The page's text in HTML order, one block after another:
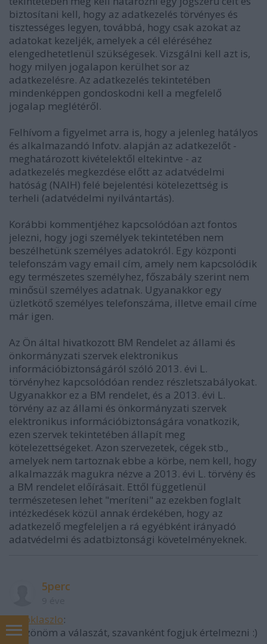
biztosítani kell, hogy az adatkezelés törvényes és
tisztességes legyen, továbbá, hogy csak azokat az
adatokat kezeljék, amelyek a cél eléréséhez
elengedhetetlenül szükségesek. Vizsgálni kell azt is,
hogy milyen jogalapon kerülhet sor az
adatkezelésre. Az adatkezelés tekintetében
mindenképpen gondoskodni kell a megfelelő
jogalap meglétéről.
Felhívom a figyelmet arra is, hogy a jelenleg hatályos
és alkalmazandó Infotv. alapján az adatkezelőt -
meghatározott kivételektől eltekintve - az
adatkezelés megkezdése előtt az adatvédelmi
hatóság (NAIH) felé bejelentési kötelezettség is
terheli (adatvédelmi nyilvántartás).
Korábbi kommentjéhez kapcsolódóan azt fontos
jelezni, hogy jogi személyek tekintetében nem
beszélhetünk személyes adatokról. Egy központi
telefonszám vagy email cím, amely nem kapcsolódik
egy természetes személyhez, főszabály szerint nem
minősül személyes adatnak. Ugyanakkor egy
üzletkötő személyes telefonszáma, illetve email címe
már igen.
Az Ön által hivatkozott BM Rendelet az állami és
önkormányzati szervek elektronikus
információbiztonságáról szóló 2013. évi L.
törvényhez kapcsolódóan rendez részletszabályokat.
Ugyanakkor ez a BM rendelet, és a 2013. évi L.
törvény az az állami és önkormányzati szervek
elektronikus információbiztonságára vonatkozik,
ezen szervek tekintetében állapít meg
kötelezettségeket. Azon szervezetek, cégek stb.,
amelyek nem tartoznak ebbe a körbe, nem kell, hogy
alkalmazzák magukra nézve a 2013. évi L. törvény és
a BM rendelet előírásait. Ettől függetlenül
természetesen lehet "meríteni" az ezekben foglalt
intézkedések közül annak érdekében, hogy az
adatkezelő megfeleljen a rá egyébként irányadó
adatvédelmi és adatbiztonsági követelményeknek.
5perc
@poklaszlo:
Köszönöm a válaszát, szavanként fogjuk értelmezni :)
In English